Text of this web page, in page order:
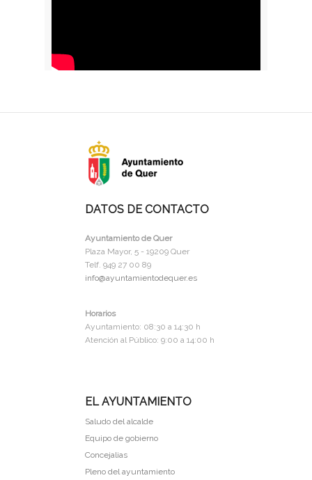
DATOS DE CONTACTO
Ayuntamiento de Quer
Plaza Mayor, 5 - 19209 Quer
Telf. 949 27 00 89
info@ayuntamientodequer.es
Horarios
Ayuntamiento: 08:30 a 14:30 h
Atención al Público: 9:00 a 14:00 h
EL AYUNTAMIENTO
Saludo del alcalde
Equipo de gobierno
Concejalias
Pleno del ayuntamiento